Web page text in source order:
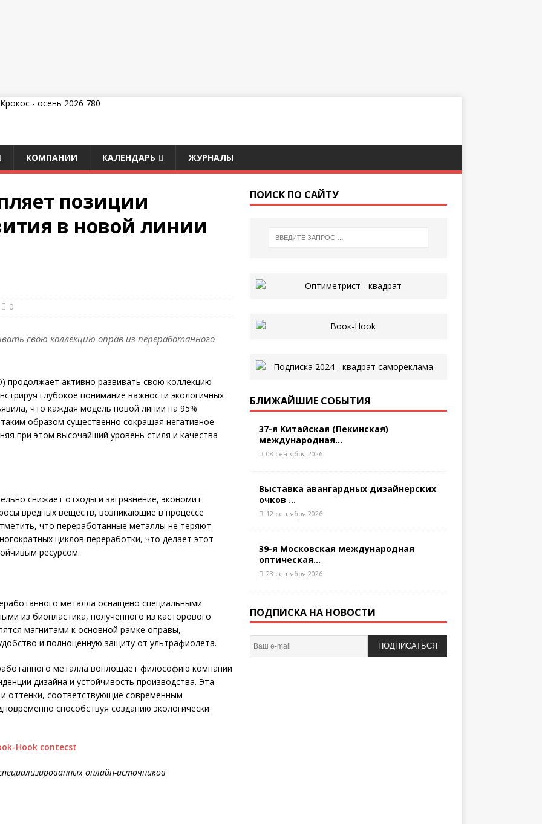
КОМПАНИИ КАЛЕНДАРЬ ЖУРНАЛЫ
позиции
в новой линии
0
свою коллекцию оправ из переработанного
продолжает активно развивать свою коллекцию
глубокое понимание важности экологичных
что каждая модель новой линии на 95%
образом существенно сокращая негативное
при этом высочайший уровень стиля и качества
снижает отходы и загрязнение, экономит
вредных веществ, возникающие в процессе
что переработанные металлы не теряют
циклов переработки, что делает этот
ресурсом.
металла оснащено специальными
из биопластика, полученного из касторового
магнитами к основной рамке оправы,
и полноценную защиту от ультрафиолета.
металла воплощает философию компании
дизайна и устойчивость производства. Эта
оттенки, соответствующие современным
способствуя созданию экологически
онлайн-источников
ПОИСК ПО САЙТУ
БЛИЖАЙШИЕ СОБЫТИЯ
37-я Китайская (Пекинская)
международная...
08 сентября 2026
Выставка авангардных дизайнерских
очков ...
12 сентября 2026
39-я Московская международная
оптическая...
23 сентября 2026
ПОДПИСКА НА НОВОСТИ
ПОДПИСАТЬСЯ